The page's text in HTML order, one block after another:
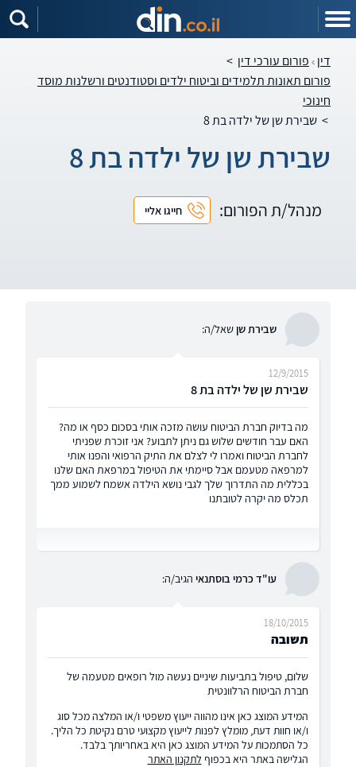
דין פורום עורכי דין >
פורום תאונות תלמידים וביטוח ילדים וסטודנטים ורשלנות מוסד
חינוכי
> שבירת שן של ילדה בת 8
שבירת שן של ילדה בת 8
מנהל/ת הפורום: חייגו אליי
שבירת שןשאל/ה:
שבירת שן של ילדה בת 8
12/9/2015
מה בדיוק חברת הביטוח עושה מזכה אותי בסכום כסף או מה?
האם עבר חודשים שלוש גם ניתן לתבוע? אני זוכרת שפניתי
לחברת הביטוח ואמרו לי לצלם את התיק הרפואי והפנו אותי
למרפאה מטעמם אבל סיימתי את הטיפול במרפאת האם שלנו
בכללית מה התדרוך שלך לגבי נושא הילדה אשמח לשמוע ממך
תכלס מה יקרה לטובתנו
עו"ד כרמי בוסתנאי הגיב/ה:
תשובה
18/10/2015
שלום, טיפול בתביעות שיניים נעשה מול רופאים מטעמה של
חברת הביטוח הרלוונטית
המידע המוצג כאן אינו מהווה ייעוץ משפטי ו/או המלצה מכל סוג
ו/או חוות דעת, מומלץ לפנות לייעוץ מקצועי טרם נקיטת כל הליך.
כל הסתמכות על המידע המוצג כאן היא באחריותך בלבד.
הגלישה באתר היא בכפוף לתקנון האתר